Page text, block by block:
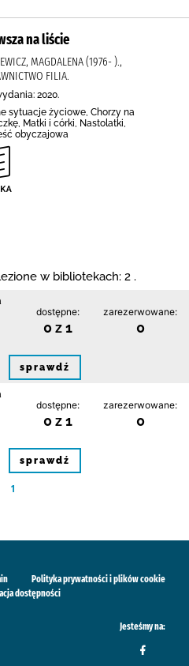
na liście
MAGDALENA (1976- ).,
FILIA.
2020.
sytuacje życiowe, Chorzy na
Matki i córki, Nastolatki,
obyczajowa
w bibliotekach: 2 .
dostępne:
0 z 1
zarezerwowane:
0
sprawdź
dostępne:
0 z 1
zarezerwowane:
0
sprawdź
1
Polityka prywatności i plików cookie
dostępności
Jesteśmy na: